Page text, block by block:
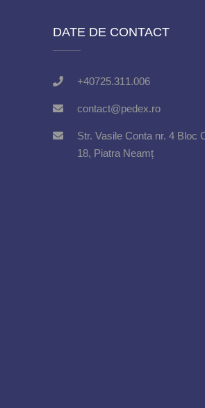
DATE DE CONTACT
+40725.311.006
contact@pedex.ro
Str. Vasile Conta nr. 4 Bloc
18, Piatra Neamț